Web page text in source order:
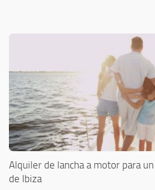
Alquiler de lancha a motor para
de Ibiza